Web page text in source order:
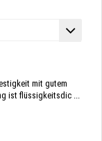
mit gutem
ist flüssigkeitsdic ...